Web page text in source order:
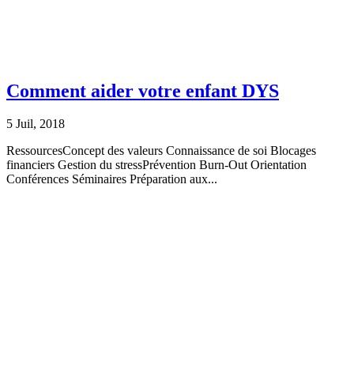
Comment aider votre enfant DYS
5 Juil, 2018
RessourcesConcept des valeurs Connaissance de soi Blocages
financiers Gestion du stressPrévention Burn-Out Orientation
Conférences Séminaires Préparation aux...